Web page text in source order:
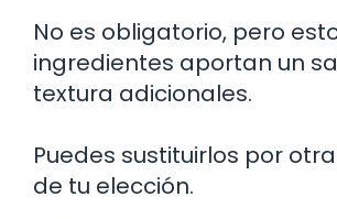
No es obligatorio, pero
ingredientes aportan un
textura adicionales.
Puedes sustituirlos por
de tu elección.